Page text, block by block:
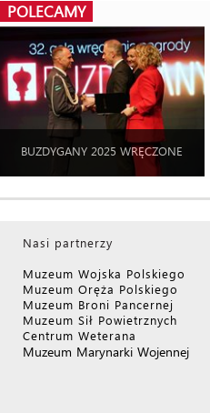
POLECAMY
BUZDYGANY 2025 WRĘCZONE
Nasi partnerzy
Muzeum Wojska Polskiego
Muzeum Oręża Polskiego
Muzeum Broni Pancernej
Muzeum Sił Powietrznych
Centrum Weterana
Muzeum Marynarki Wojennej